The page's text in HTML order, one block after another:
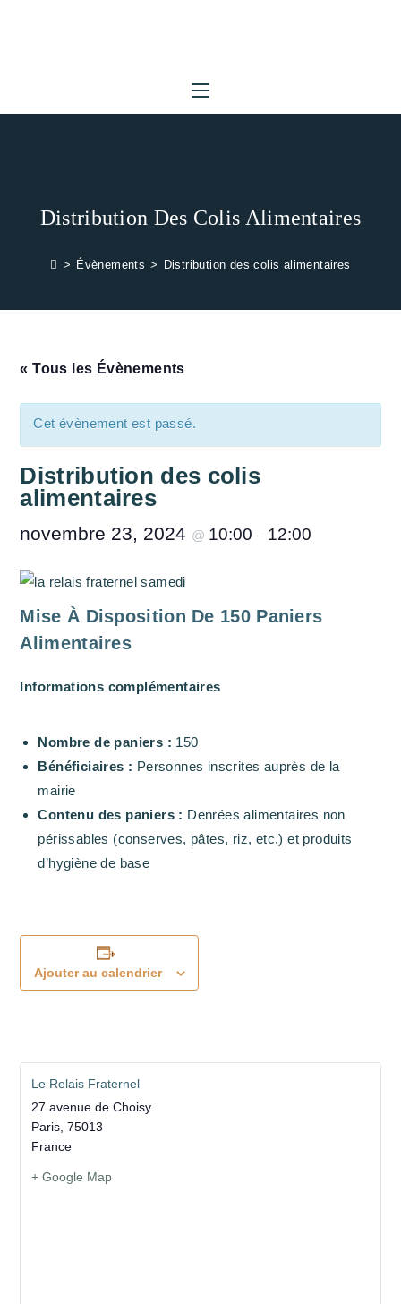
Distribution Des Colis Alimentaires
> Évènements > Distribution des colis alimentaires
« Tous les Évènements
Cet évènement est passé.
Distribution des colis
alimentaires
novembre 23, 2024 @ 10:00– 12:00
Mise À Disposition De 150 Paniers
Alimentaires
Informations complémentaires
Nombre de paniers : 150
Bénéficiaires : Personnes inscrites auprès de la
mairie
Contenu des paniers : Denrées alimentaires non
périssables (conserves, pâtes, riz, etc.) et produits
d’hygiène de base
Ajouter au calendrier
Le Relais Fraternel
27 avenue de Choisy
Paris 75013
France
+ Google Map